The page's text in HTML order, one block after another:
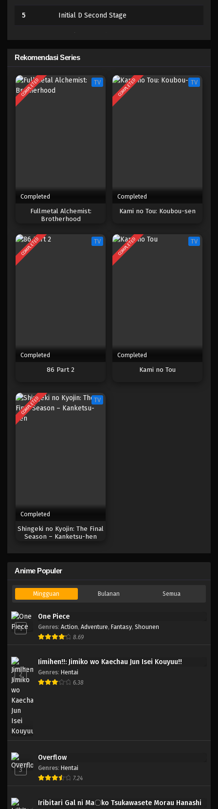
5 Initial D Second Stage
3 Initial D Second Stage
2 Initial D Second Stage
1 Initial D Second Stage
Rekomendasi Series
COMPLETED TV
Completed
Fullmetal Alchemist:
Brotherhood
COMPLETED TV
Completed
Kami no Tou: Koubou-sen
COMPLETED TV
Completed
86 Part 2
COMPLETED TV
Completed
Kami no Tou
COMPLETED TV
Completed
Shingeki no Kyojin: The Final
Season – Kanketsu-hen
Anime Populer
Mingguan Bulanan Semua
1
One Piece
Genres: Action, Adventure, Fantasy, Shounen
8.69
2
Jimihen!!: Jimiko wo Kaechau Jun Isei Kouyuu!!
Genres: Hentai
6.38
3
Overflow
Genres: Hentai
7.24
Iribitari Gal ni Ma〇ko Tsukawasete Morau Hanashi